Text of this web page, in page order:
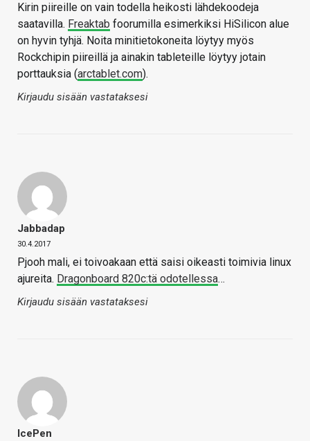
Kirin piireille on vain todella heikosti lähdekoodeja
saatavilla. Freaktab foorumilla esimerkiksi HiSilicon alue
on hyvin tyhjä. Noita minitietokoneita löytyy myös
Rockchipin piireillä ja ainakin tableteille löytyy jotain
porttauksia (arctablet.com).
Kirjaudu sisään vastataksesi
Jabbadap
30.4.2017
Pjooh mali, ei toivoakaan että saisi oikeasti toimivia linux
ajureita. Dragonboard 820c:tä odotellessa…
Kirjaudu sisään vastataksesi
IcePen